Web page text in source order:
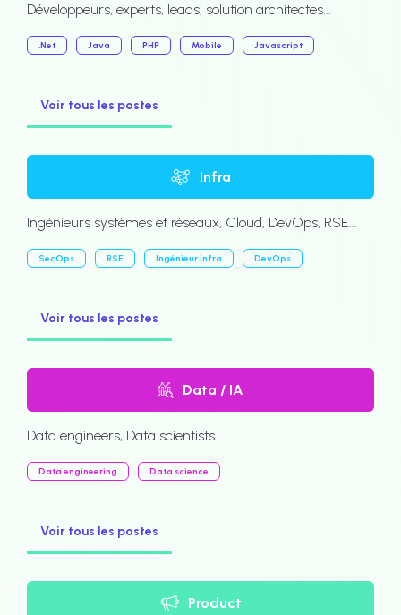
Développeurs, experts, leads, solution architectes...
.Net Java PHP Mobile Javascript
Voir tous les postes
Infra
Ingénieurs systèmes et réseaux, Cloud, DevOps, RSE...
SecOps RSE Ingénieur infra DevOps
Voir tous les postes
Data / IA
Data engineers, Data scientists...
Data engineering Data science
Voir tous les postes
Product